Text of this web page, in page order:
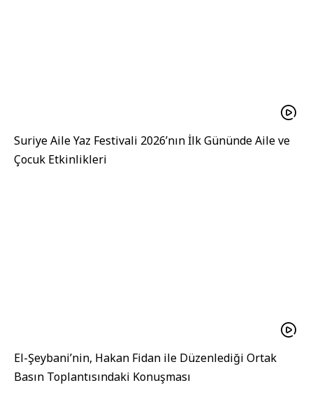
Suriye Aile Yaz Festivali 2026’nın İlk Gününde Aile ve
Çocuk Etkinlikleri
El-Şeybani’nin, Hakan Fidan ile Düzenlediği Ortak
Basın Toplantısındaki Konuşması